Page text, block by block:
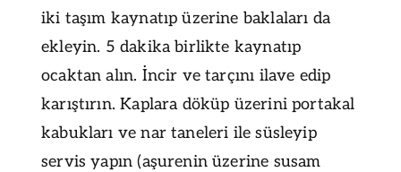
iki taşım kaynatıp üzerine baklaları da
ekleyin. 5 dakika birlikte kaynatıp
ocaktan alın. İncir ve tarçını ilave edip
karıştırın. Kaplara döküp üzerini portakal
kabukları ve nar taneleri ile süsleyip
servis yapın (aşurenin üzerine susam